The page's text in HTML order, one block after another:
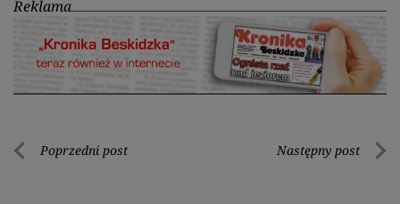
Reklama
Nawigacja
Poprzedni post Następny post